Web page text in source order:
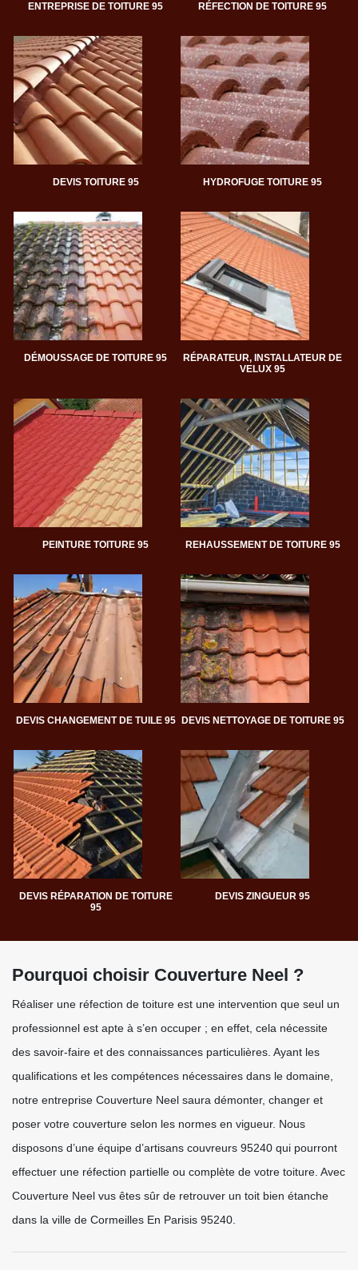
ENTREPRISE DE TOITURE 95 RÉFECTION DE TOITURE 95
DEVIS TOITURE 95 HYDROFUGE TOITURE 95
DÉMOUSSAGE DE TOITURE 95
RÉPARATEUR, INSTALLATEUR DE
VELUX 95
PEINTURE TOITURE 95 REHAUSSEMENT DE TOITURE 95
DEVIS CHANGEMENT DE TUILE 95 DEVIS NETTOYAGE DE TOITURE 95
DEVIS RÉPARATION DE TOITURE
95
DEVIS ZINGUEUR 95
Pourquoi choisir Couverture Neel ?
Réaliser une réfection de toiture est une intervention que seul un
professionnel est apte à s’en occuper ; en effet, cela nécessite
des savoir-faire et des connaissances particulières. Ayant les
qualifications et les compétences nécessaires dans le domaine,
notre entreprise Couverture Neel saura démonter, changer et
poser votre couverture selon les normes en vigueur. Nous
disposons d’une équipe d’artisans couvreurs 95240 qui pourront
effectuer une réfection partielle ou complète de votre toiture. Avec
Couverture Neel vus êtes sûr de retrouver un toit bien étanche
dans la ville de Cormeilles En Parisis 95240.